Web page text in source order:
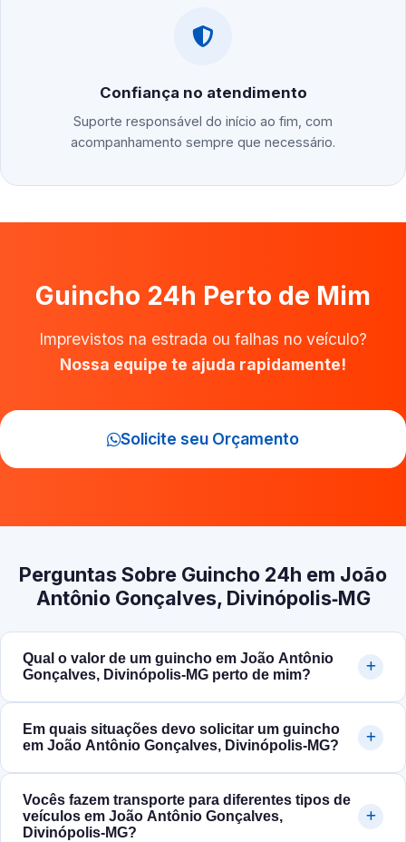
Confiança no atendimento
Suporte responsável do início ao fim, com
acompanhamento sempre que necessário.
Guincho 24h Perto de Mim
Imprevistos na estrada ou falhas no veículo?
Nossa equipe te ajuda rapidamente!
Solicite seu Orçamento
Perguntas Sobre Guincho 24h em João
Antônio Gonçalves, Divinópolis‑MG
Qual o valor de um guincho em João Antônio
Gonçalves, Divinópolis‑MG perto de mim?
Em quais situações devo solicitar um guincho
em João Antônio Gonçalves, Divinópolis‑MG?
Vocês fazem transporte para diferentes tipos de
veículos em João Antônio Gonçalves,
Divinópolis‑MG?